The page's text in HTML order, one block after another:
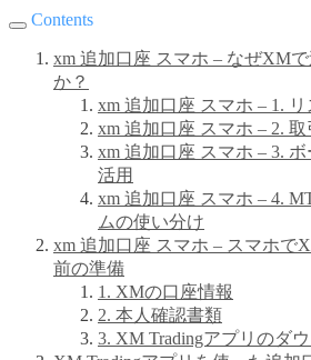
Contents
xm 追加口座 スマホ – なぜXM
か？
xm 追加口座 スマホ – 1.
xm 追加口座 スマホ – 2.
xm 追加口座 スマホ – 3.
活用
xm 追加口座 スマホ – 4.
ムの使い分け
xm 追加口座 スマホ – スマホで
前の準備
1. XMの口座情報
2. 本人確認書類
3. XM Tradingアプリのダ